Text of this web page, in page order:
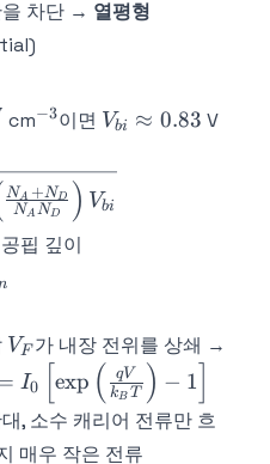
을 차단 → 열평형
cm^{-3}
−3이면 V_{bi}
0.83
Vbi ≈ 0.83 V
NA ND
NA +ND ) Vbi
핍 깊이
V_F
VF 가 내장 전위를 상쇄 →
- 1\right]
I0 exp ( kB T
qV ) − 1
, 소수 캐리어 전류만 흐
매우 작은 전류